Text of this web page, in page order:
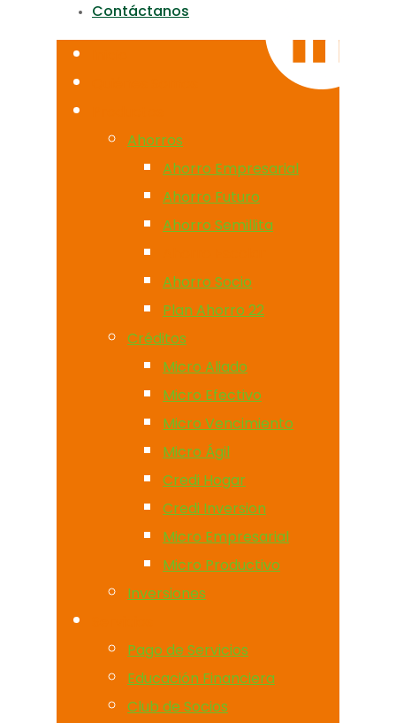
Contáctanos
Ahorros
Ahorro Empresarial
Ahorro Futuro
Ahorro Semillita
Ahorro Socio
Plan Ahorro 22
Créditos
Micro Aliado
Micro Efectivo
Micro Vencimiento
Micro Ágil
Credi Hogar
Credi Inversion
Micro Empresarial
Micro Productivo
Inversiones
Pago de Servicios
Educación Financiera
Club de Socios